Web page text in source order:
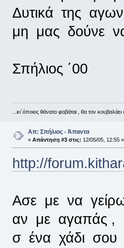
Δυτικά της
μη μας δούνε
Σπήλιος ΄00
...κι΄όποιος θάνατο φοβάται , θα τον
Απ: Σπήλιος - Άπαντα
« Απάντηση #3 στις: 12/05/05, 12:55 »
http://
Ασε με να
αν με αγαπάς ,
σ ένα χάδι σου